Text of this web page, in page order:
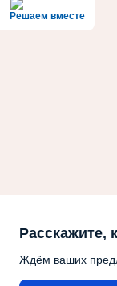
Решаем вместе
Расскажите,
Ждём ваших